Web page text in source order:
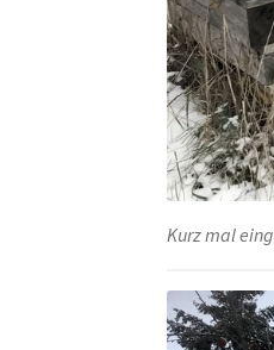
Kurz mal